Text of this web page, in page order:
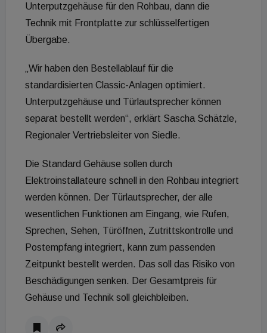
Unterputzgehäuse für den Rohbau, dann die
Technik mit Frontplatte zur schlüsselfertigen
Übergabe.
„Wir haben den Bestellablauf für die
standardisierten Classic-Anlagen optimiert.
Unterputzgehäuse und Türlautsprecher können
separat bestellt werden“, erklärt Sascha Schätzle,
Regionaler Vertriebsleiter von Siedle.
Die Standard Gehäuse sollen durch
Elektroinstallateure schnell in den Rohbau integriert
werden können. Der Türlautsprecher, der alle
wesentlichen Funktionen am Eingang, wie Rufen,
Sprechen, Sehen, Türöffnen, Zutrittskontrolle und
Postempfang integriert, kann zum passenden
Zeitpunkt bestellt werden. Das soll das Risiko von
Beschädigungen senken. Der Gesamtpreis für
Gehäuse und Technik soll gleichbleiben.